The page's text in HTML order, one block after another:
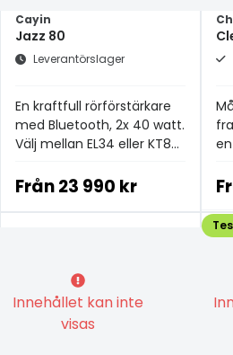
Cayin
Jazz 80
Leverantörslager
En kraftfull rörförstärkare
med Bluetooth, 2x 40 watt.
Välj mellan EL34 eller KT88
Från23 990 kr
Innehållet kan inte
visas